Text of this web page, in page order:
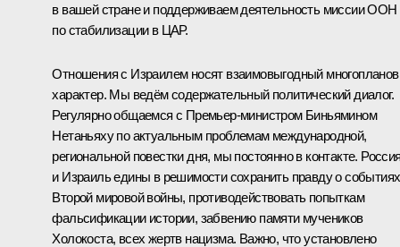
в вашей стране и поддерживаем деятельность миссии ООН
по стабилизации в ЦАР.
Отношения с Израилем носят взаимовыгодный
характер. Мы ведём содержательный политический диалог.
Регулярно общаемся с Премьер-министром Биньямином
Нетаньяху по актуальным проблемам международной,
региональной повестки дня, мы постоянно в контакте.
и Израиль едины в решимости сохранить правду о событиях
Второй мировой войны, противодействовать попыткам
фальсификации истории, забвению памяти мучеников
Холокоста, всех жертв нацизма. Важно, что установлено